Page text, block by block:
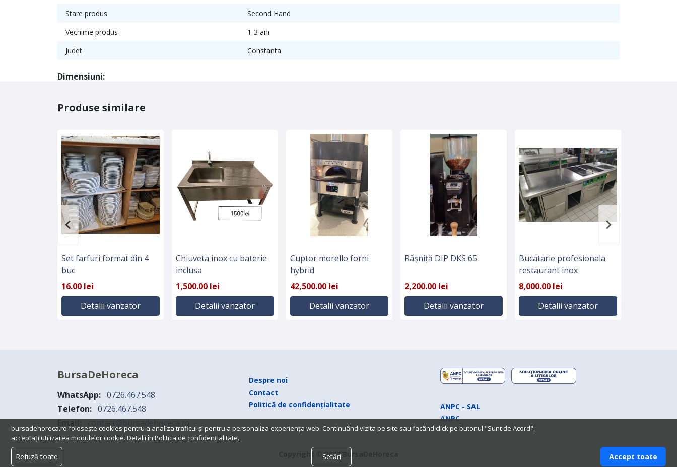
Stare produs
Second Hand
Vechime produs
1-3 ani
Judet
Constanta
Dimensiuni:
Produse similare
Set farfuri format din 4
buc
16.00 lei
Detalii vanzator
Chiuveta inox cu baterie
inclusa
1,500.00 lei
Detalii vanzator
Cuptor morello forni
hybrid
42,500.00 lei
Detalii vanzator
Râșniță DIP DKS 65
2,200.00 lei
Detalii vanzator
Bucatarie profesionala
restaurant inox
8,000.00 lei
Detalii vanzator
bursadehoreca.ro folosește cookies pentru a analiza traficul și pentru a personaliza experiența web. Continuând vizita pe site sau facând click pe butonul "Sunt de Acord",
acceptați utilizarea modulelor cookie. Detalii în Politica de confidențialitate.
Refuză toate Setări Accept toate
BursaDeHoreca
WhatsApp: 0726.467.548
Telefon: 0726.467.548
Despre noi
Contact
Politică de confidențialitate
ANPC - SAL
ANPC
Copyright © 2026 BursaDeHoreca